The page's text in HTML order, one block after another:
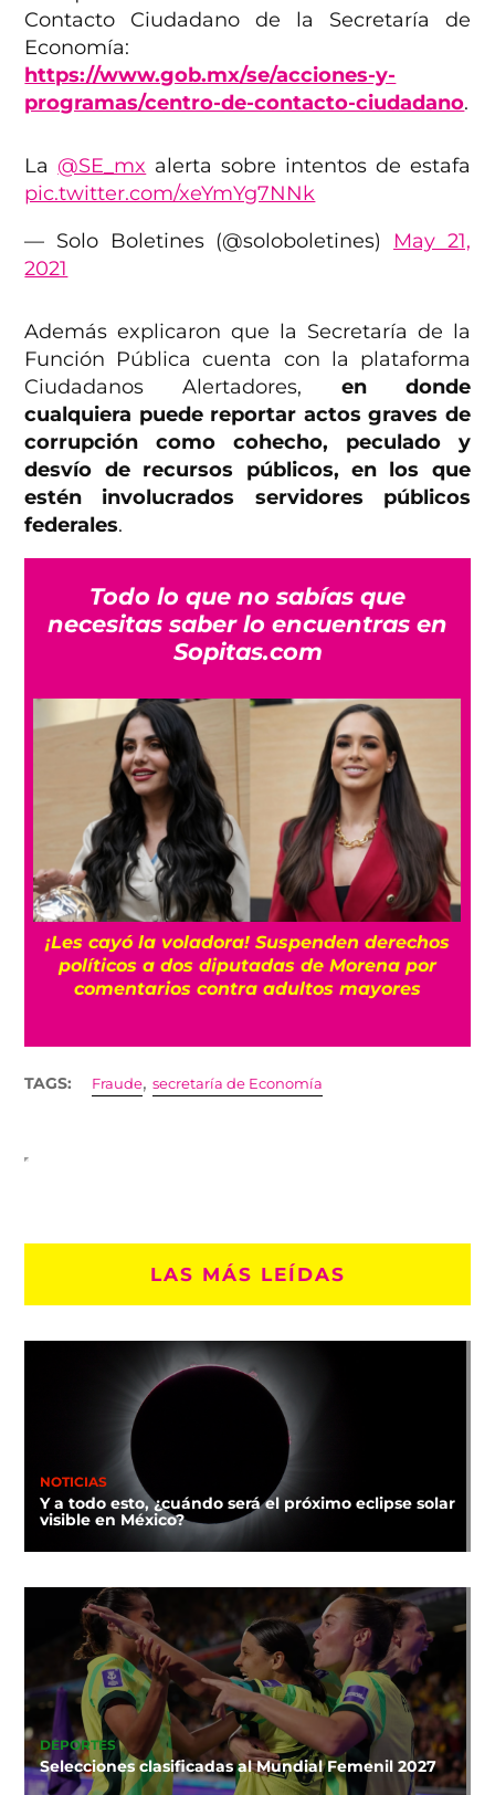
Contacto Ciudadano de la Secretaría de
Economía:
https://www.gob.mx/se/acciones-y-
programas/centro-de-contacto-ciudadano.
La @SE_mx alerta sobre intentos de estafa
pic.twitter.com/xeYmYg7NNk
— Solo Boletines (@soloboletines) May 21,
2021
Además explicaron que la Secretaría de la
Función Pública cuenta con la plataforma
Ciudadanos Alertadores, en donde
cualquiera puede reportar actos graves de
corrupción como cohecho, peculado y
desvío de recursos públicos, en los que
estén involucrados servidores públicos
federales.
Todo lo que no sabías que
necesitas saber lo encuentras en
Sopitas.com
¡Les cayó la voladora! Suspenden derechos
políticos a dos diputadas de Morena por
comentarios contra adultos mayores
TAGS: Fraude,secretaría de Economía
LAS MÁS LEÍDAS
NOTICIAS
Y a todo esto, ¿cuándo será el próximo eclipse solar
visible en México?
DEPORTES
Selecciones clasificadas al Mundial Femenil 2027